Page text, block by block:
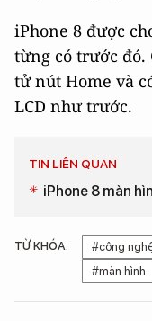
iPhone 8 được
từng có trước đó.
tử nút Home và
LCD như trước.
TIN LIÊN QUAN
iPhone 8 màn
TỪ KHÓA: #công
#màn hình